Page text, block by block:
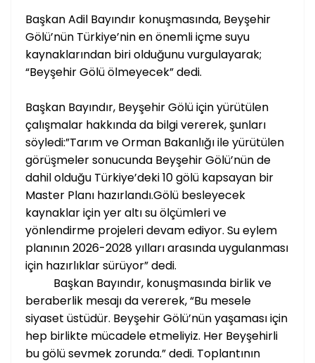
Başkan Adil Bayındır konuşmasında, Beyşehir
Gölü’nün Türkiye’nin en önemli içme suyu
kaynaklarından biri olduğunu vurgulayarak;
“Beyşehir Gölü ölmeyecek” dedi.
Başkan Bayındır, Beyşehir Gölü için yürütülen
çalışmalar hakkında da bilgi vererek, şunları
söyledi:”Tarım ve Orman Bakanlığı ile yürütülen
görüşmeler sonucunda Beyşehir Gölü’nün de
dahil olduğu Türkiye’deki 10 gölü kapsayan bir
Master Planı hazırlandı.Gölü besleyecek
kaynaklar için yer altı su ölçümleri ve
yönlendirme projeleri devam ediyor. Su eylem
planının 2026-2028 yılları arasında uygulanması
için hazırlıklar sürüyor” dedi.
Başkan Bayındır, konuşmasında birlik ve
beraberlik mesajı da vererek, “Bu mesele
siyaset üstüdür. Beyşehir Gölü’nün yaşaması için
hep birlikte mücadele etmeliyiz. Her Beyşehirli
bu gölü sevmek zorunda.” dedi. Toplantının